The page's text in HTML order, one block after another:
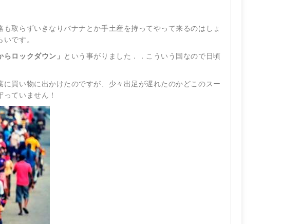
も取らずいきなりバナナとか手土産を持ってやって来るのはしょ
です。
らロックダウン」 という事がりました．．こういう国なので日頃
に買い物に出かけたのですが、少々出足が遅れたのかどこのスー
ていません！